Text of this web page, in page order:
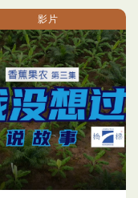
影片